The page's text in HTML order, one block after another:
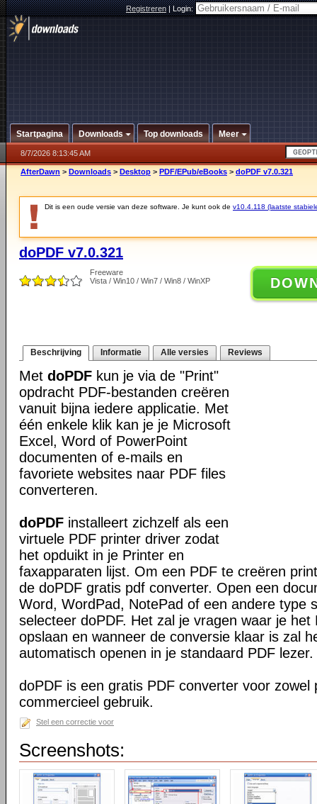
Registreren|Login:
Startpagina Downloads Top downloads Meer
8/7/2026 8:13:45 AM
AfterDawn > Downloads > Desktop > PDF/EPub/eBooks > doPDF v7.0.321
Dit is een oude versie van deze software. Je kunt ook de v10.4.118 (laatste
doPDF v7.0.321
Freeware
Vista / Win10 / Win7 / Win8 / WinXP
Beschrijving Informatie Alle versies Reviews
Met doPDF kun je via de "Print"
opdracht PDF-bestanden creëren
vanuit bijna iedere applicatie. Met
één enkele klik kan je je Microsoft
Excel, Word of PowerPoint
documenten of e-mails en
favoriete websites naar PDF files
converteren.
doPDF installeert zichzelf als een
virtuele PDF printer driver zodat
het opduikt in je Printer en
faxapparaten lijst. Om een PDF te creëren
de doPDF gratis pdf converter. Open een
Word, WordPad, NotePad of een andere type
selecteer doPDF. Het zal je vragen waar je het
opslaan en wanneer de conversie klaar is zal
automatisch openen in je standaard PDF lezer.
doPDF is een gratis PDF converter voor zowel
commercieel gebruik.
Stel een correctie voor
Screenshots: